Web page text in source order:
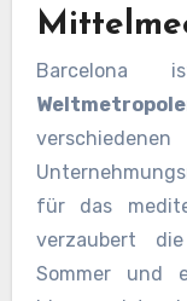
für das
verzaubert
Sommer und